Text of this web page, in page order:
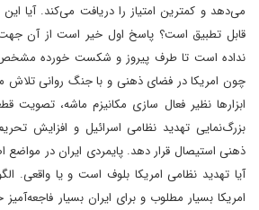
می‌دهد و کمترین امتیاز را دریافت می‌کند. آیا این
قابل تطبیق است؟ پاسخ اول خیر است از آن
نداده است تا طرف پیروز و شکست خورده
چون امریکا در فضای ذهنی و با جنگ روانی تلاش
ابزارها نظیر فعال سازی مکانیزم ماشه، تصویت
بزرگ‌نمایی تهدید نظامی اسرائیل و افزایش
ذهنی استیصال قرار دهد. پایمردی ایران در
آیا تهدید نظامی امریکا بلوف است و یا واقعی.
امریکا بسیار مطلوب و برای ایران بسیار